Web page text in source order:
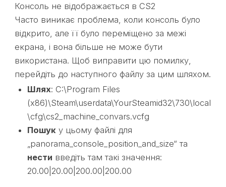
Консоль не відображається в CS2
Часто виникає проблема, коли консоль було
відкрито, але її було переміщено за межі
екрана, і вона більше не може бути
використана. Щоб виправити цю помилку,
перейдіть до наступного файлу за цим шляхом.
Шлях: C:\Program Files
(x86)\Steam\userdata\YourSteamid32\730\local
\cfg\cs2_machine_convars.vcfg
Пошуку цьому файлі для
„panorama_console_position_and_size“ та
нести введіть там такі значення:
20.00|20.00|200.00|200.00